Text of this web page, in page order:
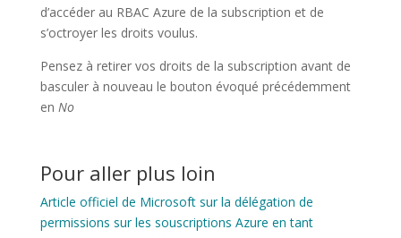
d’accéder au RBAC Azure de la subscription et de
s’octroyer les droits voulus.
Pensez à retirer vos droits de la subscription avant de
basculer à nouveau le bouton évoqué précédemment
en No
Pour aller plus loin
Article officiel de Microsoft sur la délégation de
permissions sur les souscriptions Azure en tant